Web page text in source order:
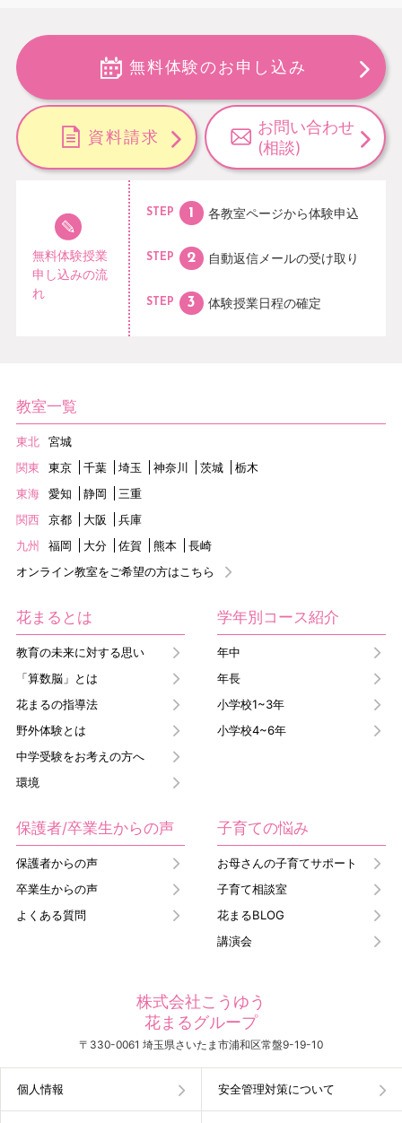
無料体験のお申し込み
資料請求
お問い合わせ
(相談)
無料体験授業
申し込みの流
れ
STEP 各教室ページから体験申込
STEP 自動返信メールの受け取り
STEP 体験授業日程の確定
教室一覧
東北
宮城
関東
東京 千葉 埼玉 神奈川 茨城
栃木
東海
愛知 静岡
三重
関西
京都 大阪
兵庫
九州
福岡 大分 佐賀 熊本
長崎
オンライン教室をご希望の方はこちら
花まるとは
教育の未来に対する思い
「算数脳」とは
花まるの指導法
野外体験とは
中学受験をお考えの方へ
環境
学年別コース紹介
年中
年長
小学校1~3年
小学校4~6年
保護者/卒業生からの声
保護者からの声
卒業生からの声
よくある質問
子育ての悩み
お母さんの子育てサポート
子育て相談室
花まるBLOG
講演会
株式会社こうゆう
花まるグループ
〒330-0061 埼玉県さいたま市浦和区常盤9-19-10
個人情報 安全管理対策について